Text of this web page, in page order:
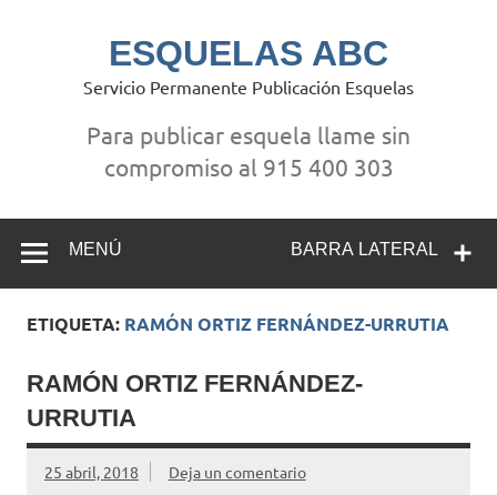
ESQUELAS ABC
Servicio Permanente Publicación Esquelas
Para publicar esquela llame sin
compromiso al 915 400 303
BARRA LATERAL
MENÚ
ETIQUETA: RAMÓN ORTIZ FERNÁNDEZ-URRUTIA
RAMÓN ORTIZ FERNÁNDEZ-
URRUTIA
25 abril, 2018 Deja un comentario